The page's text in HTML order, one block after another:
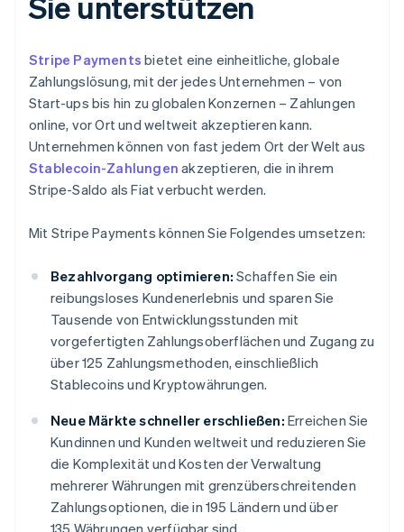
Stripe Payments bietet eine einheitliche, globale
Zahlungslösung, mit der jedes Unternehmen – von
Start-ups bis hin zu globalen Konzernen – Zahlungen
online, vor Ort und weltweit akzeptieren kann.
Unternehmen können von fast jedem Ort der Welt aus
Stablecoin-Zahlungen akzeptieren, die in ihrem
Stripe-Saldo als Fiat verbucht werden.
Mit Stripe Payments können Sie Folgendes umsetzen:
Bezahlvorgang optimieren: Schaffen Sie ein
reibungsloses Kundenerlebnis und sparen Sie
Tausende von Entwicklungsstunden mit
vorgefertigten Zahlungsoberflächen und Zugang zu
über 125 Zahlungsmethoden, einschließlich
Stablecoins und Kryptowährungen.
Neue Märkte schneller erschließen: Erreichen Sie
Kundinnen und Kunden weltweit und reduzieren Sie
die Komplexität und Kosten der Verwaltung
mehrerer Währungen mit grenzüberschreitenden
Zahlungsoptionen, die in 195 Ländern und über